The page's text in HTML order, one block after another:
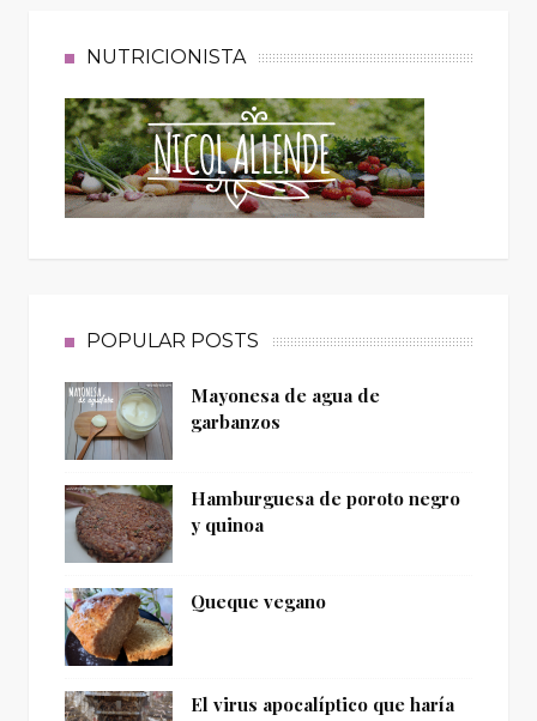
NUTRICIONISTA
POPULAR POSTS
Mayonesa de agua de
garbanzos
Hamburguesa de poroto negro
y quinoa
Queque vegano
El virus apocalíptico que haría